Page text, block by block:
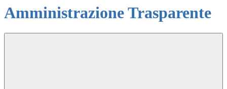
Amministrazione Trasparente